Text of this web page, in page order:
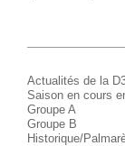
Actualités de la
Saison en cours
Groupe A
Groupe B
Historique/